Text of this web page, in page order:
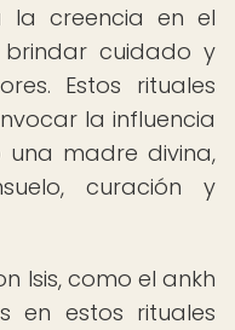
la creencia en el
cuidado y
Estos rituales
la influencia
una madre divina,
curación y
Isis, como el ankh
en estos rituales